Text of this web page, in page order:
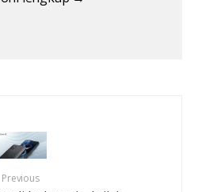
Previous